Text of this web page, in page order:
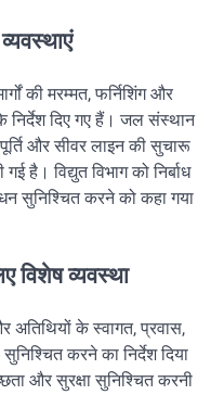
की मरम्मत, फर्निशिंग और
निर्देश दिए गए हैं। जल संस्थान
और सीवर लाइन की सुचारू
है। विद्युत विभाग को निर्बाध
सुनिश्चित करने को कहा गया
विशेष व्यवस्था
अतिथियों के स्वागत, प्रवास,
करने का निर्देश दिया
और सुरक्षा सुनिश्चित करनी